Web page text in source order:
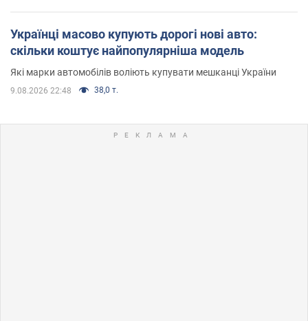
Українці масово купують дорогі нові авто:
скільки коштує найпопулярніша модель
Які марки автомобілів воліють купувати мешканці України
9.08.2026 22:48 38,0 т.